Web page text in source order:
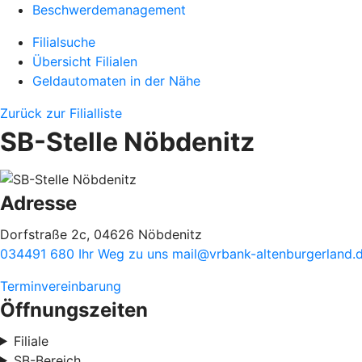
Beschwerdemanagement
Filialsuche
Übersicht Filialen
Geldautomaten in der Nähe
Zurück zur Filialliste
SB-Stelle Nöbdenitz
Adresse
Dorfstraße 2c, 04626 Nöbdenitz
034491 680 Ihr Weg zu uns mail@vrbank-
Terminvereinbarung
Öffnungszeiten
Filiale